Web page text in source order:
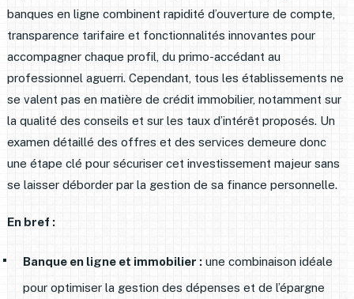
banques en ligne combinent rapidité d’ouverture de compte,
transparence tarifaire et fonctionnalités innovantes pour
accompagner chaque profil, du primo-accédant au
professionnel aguerri. Cependant, tous les établissements ne
se valent pas en matière de crédit immobilier, notamment sur
la qualité des conseils et sur les taux d’intérêt proposés. Un
examen détaillé des offres et des services demeure donc
une étape clé pour sécuriser cet investissement majeur sans
se laisser déborder par la gestion de sa finance personnelle.
En bref :
Banque en ligne et immobilier :une combinaison idéale
pour optimiser la gestion des dépenses et de l’épargne